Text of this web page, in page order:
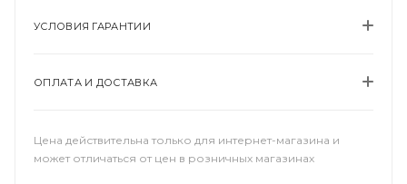
УСЛОВИЯ ГАРАНТИИ
ОПЛАТА И ДОСТАВКА
Цена действительна только для интернет-магазина и
может отличаться от цен в розничных магазинах